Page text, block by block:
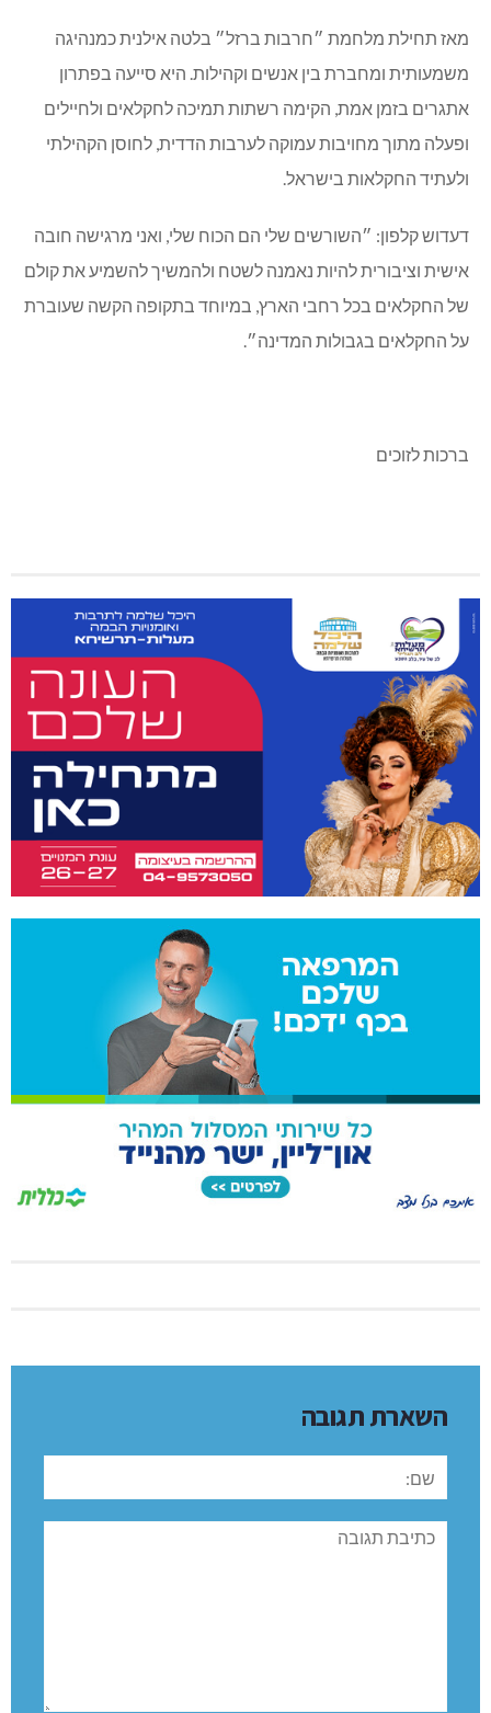
מאז תחילת מלחמת ״חרבות ברזל״ בלטה אילנית כמנהיגה
משמעותית ומחברת בין אנשים וקהילות. היא סייעה בפתרון
אתגרים בזמן אמת, הקימה רשתות תמיכה לחקלאים ולחיילים
ופעלה מתוך מחויבות עמוקה לערבות הדדית, לחוסן הקהילתי
ולעתיד החקלאות בישראל.
דעדוש קלפון: ״השורשים שלי הם הכוח שלי, ואני מרגישה חובה
אישית וציבורית להיות נאמנה לשטח ולהמשיך להשמיע את קולם
של החקלאים בכל רחבי הארץ, במיוחד בתקופה הקשה שעוברת
על החקלאים בגבולות המדינה״.
ברכות לזוכים
השארת תגובה
תגובה